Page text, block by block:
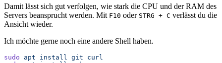
Damit lässt sich gut verfolgen, wie stark die CPU und der RAM des
Servers beansprucht werden. Mit F10 oder STRG + C verlässt du die
Ansicht wieder.
Ich möchte gerne noch eine andere Shell haben.
sudo apt install git curl